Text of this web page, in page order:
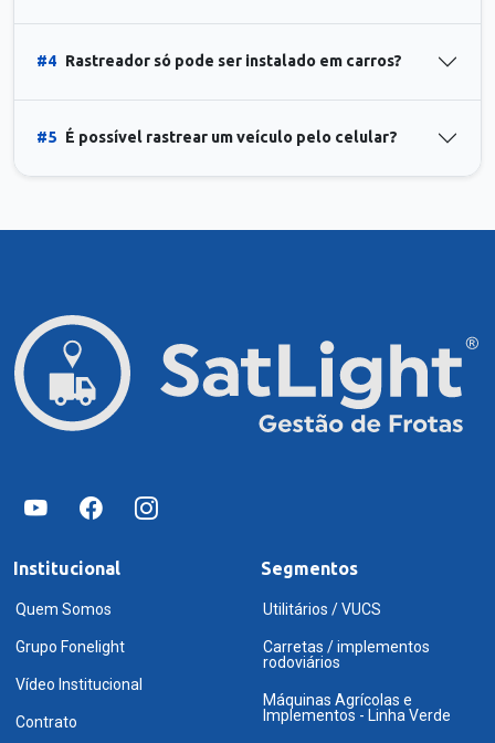
#4 Rastreador só pode ser instalado em carros?
#5 É possível rastrear um veículo pelo celular?
Institucional
Quem Somos
Grupo Fonelight
Vídeo Institucional
Contrato
Segmentos
Utilitários / VUCS
Carretas / implementos
rodoviários
Máquinas Agrícolas e
Implementos - Linha Verde